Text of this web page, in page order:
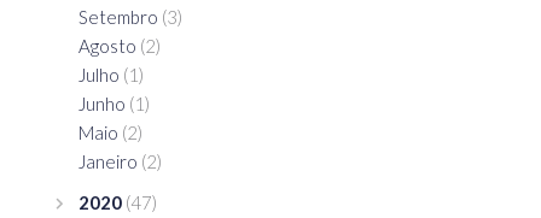
Setembro (3)
Agosto (2)
Julho (1)
Junho (1)
Maio (2)
Janeiro (2)
2020 (47)